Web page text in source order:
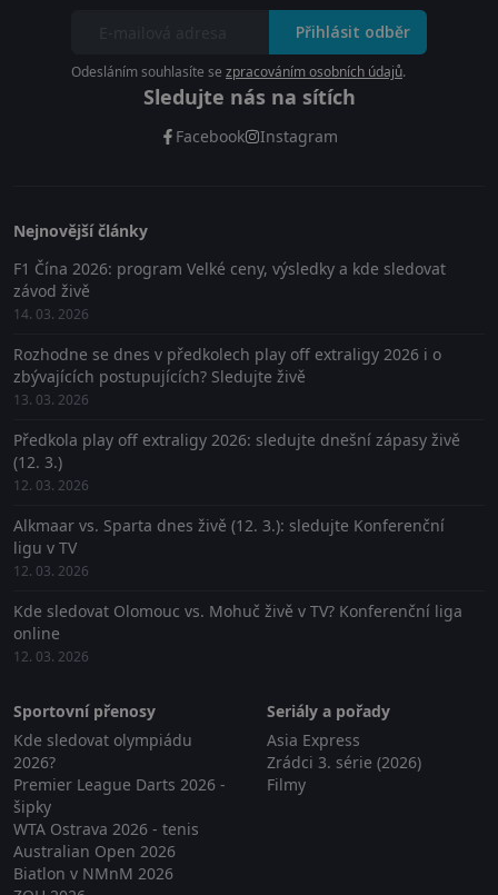
Přihlásit odběr
Odesláním souhlasíte se zpracováním osobních údajů.
Sledujte nás na sítích
Facebook Instagram
Nejnovější články
F1 Čína 2026: program Velké ceny, výsledky a kde sledovat
závod živě
14. 03. 2026
Rozhodne se dnes v předkolech play off extraligy 2026 i o
zbývajících postupujících? Sledujte živě
13. 03. 2026
Předkola play off extraligy 2026: sledujte dnešní zápasy živě
(12. 3.)
12. 03. 2026
Alkmaar vs. Sparta dnes živě (12. 3.): sledujte Konferenční
ligu v TV
12. 03. 2026
Kde sledovat Olomouc vs. Mohuč živě v TV? Konferenční liga
online
12. 03. 2026
Sportovní přenosy
Kde sledovat olympiádu
2026?
Premier League Darts 2026 -
šipky
WTA Ostrava 2026 - tenis
Australian Open 2026
Biatlon v NMnM 2026
Seriály a pořady
Asia Express
Zrádci 3. série (2026)
Filmy